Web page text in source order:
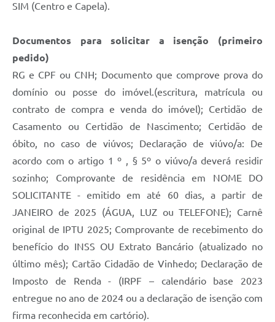
SIM (Centro e Capela).
Documentos para solicitar a isenção (primeiro
pedido)
RG e CPF ou CNH; Documento que comprove prova do
domínio ou posse do imóvel.(escritura, matrícula ou
contrato de compra e venda do imóvel); Certidão de
Casamento ou Certidão de Nascimento; Certidão de
óbito, no caso de viúvos; Declaração de viúvo/a: De
acordo com o artigo 1 º , § 5º o viúvo/a deverá residir
sozinho; Comprovante de residência em NOME DO
SOLICITANTE - emitido em até 60 dias, a partir de
JANEIRO de 2025 (ÁGUA, LUZ ou TELEFONE); Carnê
original de IPTU 2025; Comprovante de recebimento do
benefício do INSS OU Extrato Bancário (atualizado no
último mês); Cartão Cidadão de Vinhedo; Declaração de
Imposto de Renda - (IRPF – calendário base 2023
entregue no ano de 2024 ou a declaração de isenção com
firma reconhecida em cartório).